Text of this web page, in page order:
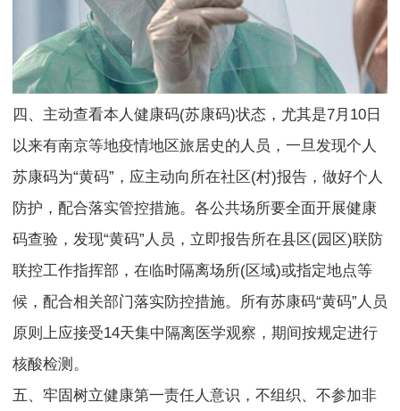
四、主动查看本人健康码(苏康码)状态，尤其是7月10日
以来有南京等地疫情地区旅居史的人员，一旦发现个人
苏康码为“黄码”，应主动向所在社区(村)报告，做好个人
防护，配合落实管控措施。各公共场所要全面开展健康
码查验，发现“黄码”人员，立即报告所在县区(园区)联防
联控工作指挥部，在临时隔离场所(区域)或指定地点等
候，配合相关部门落实防控措施。所有苏康码“黄码”人员
原则上应接受14天集中隔离医学观察，期间按规定进行
核酸检测。
五、牢固树立健康第一责任人意识，不组织、不参加非